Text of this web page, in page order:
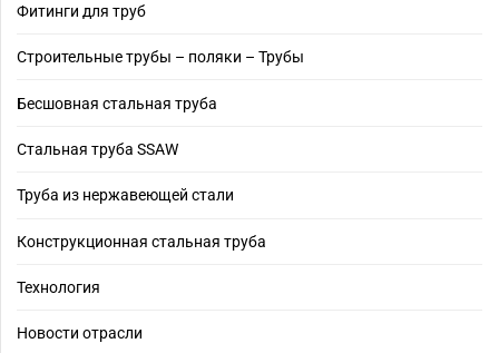
Фитинги для труб
Строительные трубы – поляки – Трубы
Бесшовная стальная труба
Стальная труба SSAW
Труба из нержавеющей стали
Конструкционная стальная труба
Технология
Новости отрасли